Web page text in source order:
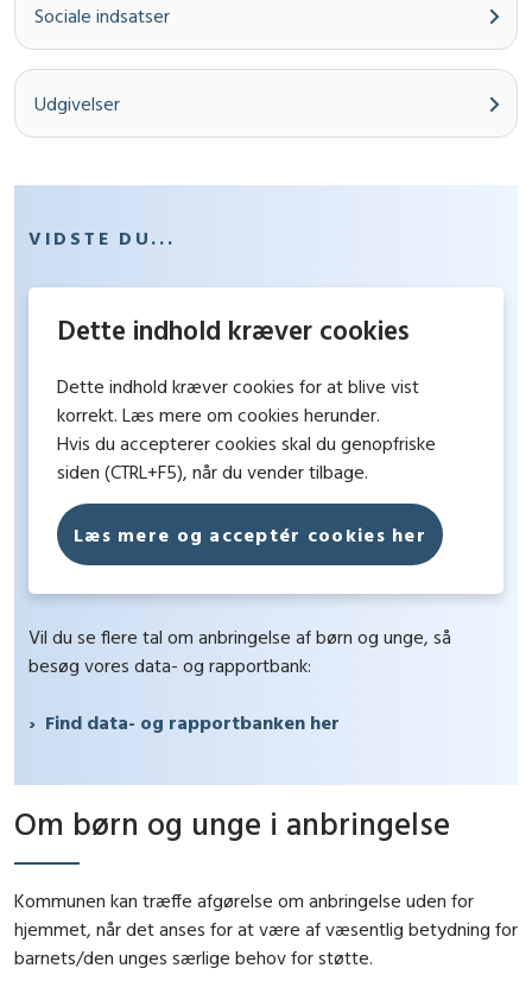
Sociale indsatser
Udgivelser
VIDSTE DU...
Dette indhold kræver cookies
Dette indhold kræver cookies for at blive vist
korrekt. Læs mere om cookies herunder.
Hvis du accepterer cookies skal du genopfriske
siden (CTRL+F5), når du vender tilbage.
Læs mere og acceptér cookies her
Vil du se flere tal om anbringelse af børn og unge, så
besøg vores data- og rapportbank:
Find data- og rapportbanken her
Om børn og unge i anbringelse
Kommunen kan træffe afgørelse om anbringelse uden for
hjemmet, når det anses for at være af væsentlig betydning for
barnets/den unges særlige behov for støtte.